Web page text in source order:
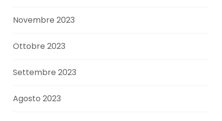
Novembre 2023
Ottobre 2023
Settembre 2023
Agosto 2023